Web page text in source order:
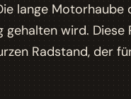
lange
wird.
Radstand, der